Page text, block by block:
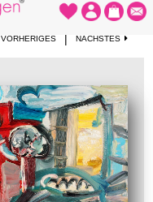
NÄCHSTES
|
VORHERIGES